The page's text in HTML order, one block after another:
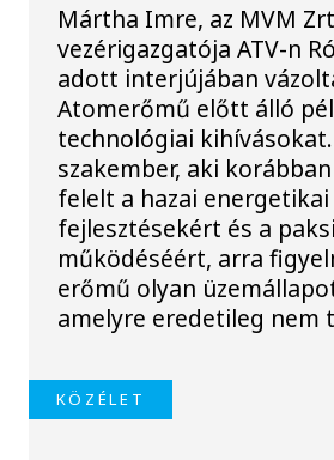
Mártha Imre, az MVM
vezérigazgatója ATV-n
adott interjújában
Atomerőmű előtt álló
technológiai
szakember, aki
felelt a hazai energetikai
fejlesztésekért és a
működéséért, arra
erőmű olyan
amelyre eredetileg nem
KÖZÉLET